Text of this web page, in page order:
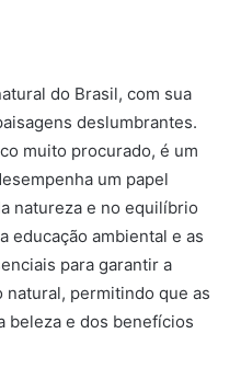
do Brasil, com sua
deslumbrantes.
muito procurado, é um
um papel
natureza e no equilíbrio
educação ambiental e as
para garantir a
permitindo que as
beleza e dos benefícios